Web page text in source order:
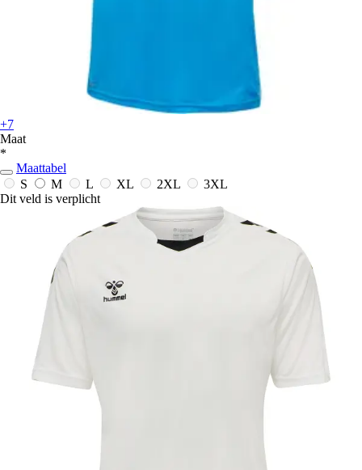
+7
Maat
*
Maattabel
S
M L XL 2XL
3XL
Dit veld is verplicht